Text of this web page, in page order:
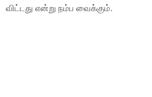
விட்டது என்று நம்ப வைக்கும்.